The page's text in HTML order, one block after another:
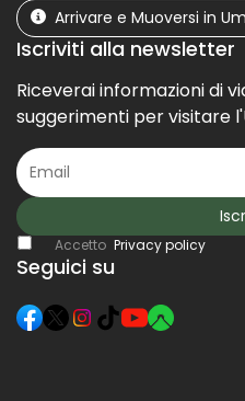
Arrivare e Muoversi in
Iscriviti alla newsletter
Riceverai informazioni di
suggerimenti per visitare
Accetto Privacy policy
Seguici su